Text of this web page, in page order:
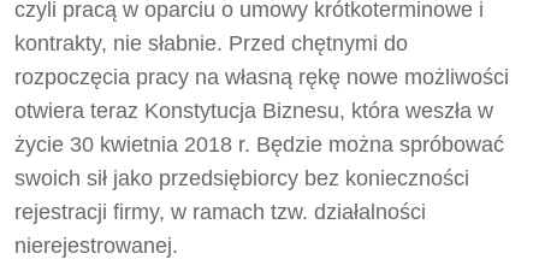
czyli pracą w oparciu o umowy krótkoterminowe i
kontrakty, nie słabnie. Przed chętnymi do
rozpoczęcia pracy na własną rękę nowe możliwości
otwiera teraz Konstytucja Biznesu, która weszła w
życie 30 kwietnia 2018 r. Będzie można spróbować
swoich sił jako przedsiębiorcy bez konieczności
rejestracji firmy, w ramach tzw. działalności
nierejestrowanej.